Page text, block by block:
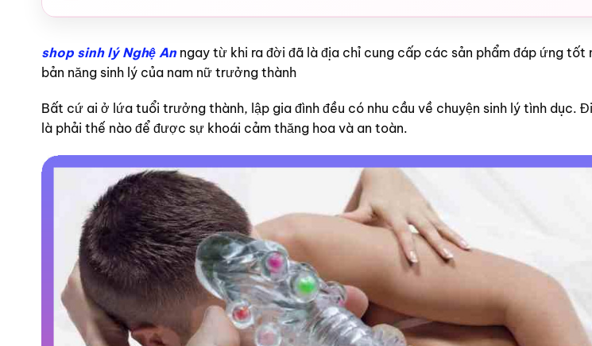
shop sinh lý Nghệ Anngay từ khi ra đời đã là địa chỉ cung cấp các sản phẩm đáp ứng tốt
bản năng sinh lý của nam nữ trưởng thành
Bất cứ ai ở lứa tuổi trưởng thành, lập gia đình đều có nhu cầu về chuyện sinh lý tình dục.
là phải thế nào để được sự khoái cảm thăng hoa và an toàn.